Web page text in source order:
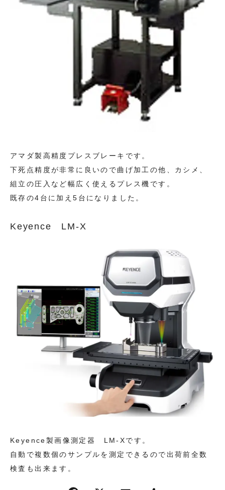
アマダ製高精度プレスブレーキです。
下死点精度が非常に良いので曲げ加工の他、カシメ、
組立の圧入など幅広く使えるプレス機です。
既存の4台に加え5台になりました。
Keyence LM-X
Keyence製画像測定器 LM-Xです。
自動で複数個のサンプルを測定できるので出荷前全数
検査も出来ます。